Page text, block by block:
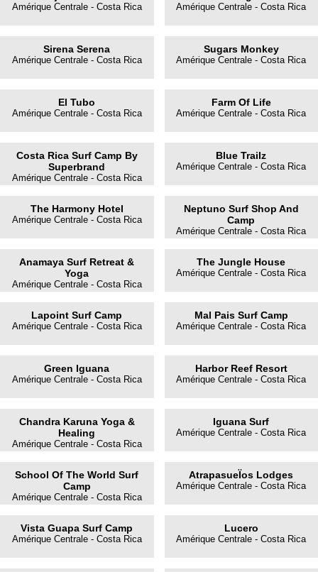
Amérique Centrale - Costa Rica Amérique Centrale - Costa Rica
Sirena Serena
Amérique Centrale - Costa Rica
Sugars Monkey
Amérique Centrale - Costa Rica
El Tubo
Amérique Centrale - Costa Rica
Farm Of Life
Amérique Centrale - Costa Rica
Costa Rica Surf Camp By
Superbrand
Amérique Centrale - Costa Rica
Blue Trailz
Amérique Centrale - Costa Rica
The Harmony Hotel
Amérique Centrale - Costa Rica
Neptuno Surf Shop And
Camp
Amérique Centrale - Costa Rica
Anamaya Surf Retreat &
Yoga
Amérique Centrale - Costa Rica
The Jungle House
Amérique Centrale - Costa Rica
Lapoint Surf Camp
Amérique Centrale - Costa Rica
Mal Pais Surf Camp
Amérique Centrale - Costa Rica
Green Iguana
Amérique Centrale - Costa Rica
Harbor Reef Resort
Amérique Centrale - Costa Rica
Chandra Karuna Yoga &
Healing
Amérique Centrale - Costa Rica
Iguana Surf
Amérique Centrale - Costa Rica
School Of The World Surf
Camp
Amérique Centrale - Costa Rica
AtrapasueÏos Lodges
Amérique Centrale - Costa Rica
Vista Guapa Surf Camp
Amérique Centrale - Costa Rica
Lucero
Amérique Centrale - Costa Rica